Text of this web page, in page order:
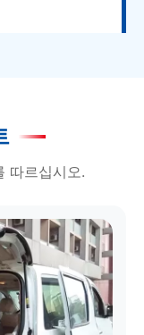
따르십시오.